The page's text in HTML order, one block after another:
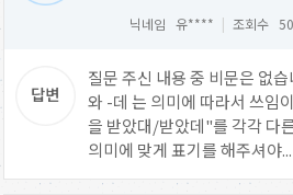
닉네임 유**** | 조회수
질문 주신 내용 중 비문은 없
와 -데 는 의미에 따라서 쓰임
을 받았대/받았데"를 각각 다
의미에 맞게 표기를 해주셔야...